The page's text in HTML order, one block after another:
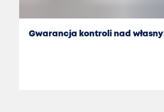
Gwarancja kontroli nad